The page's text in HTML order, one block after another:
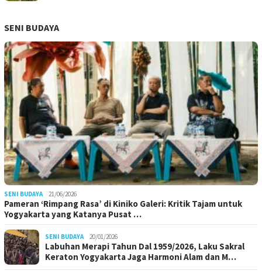
SENI BUDAYA
SENI BUDAYA 21/06/2026
Pameran ‘Rimpang Rasa’ di Kiniko Galeri: Kritik Tajam untuk
Yogyakarta yang Katanya Pusat …
SENI BUDAYA 20/01/2026
Labuhan Merapi Tahun Dal 1959/2026, Laku Sakral
Keraton Yogyakarta Jaga Harmoni Alam dan M…